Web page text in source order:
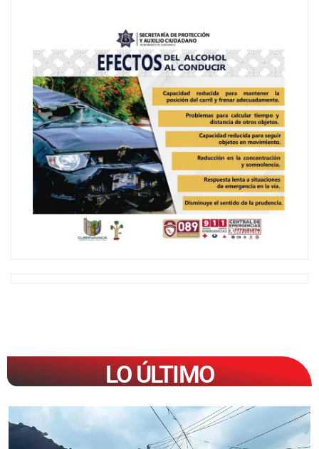
LO ÚLTIMO